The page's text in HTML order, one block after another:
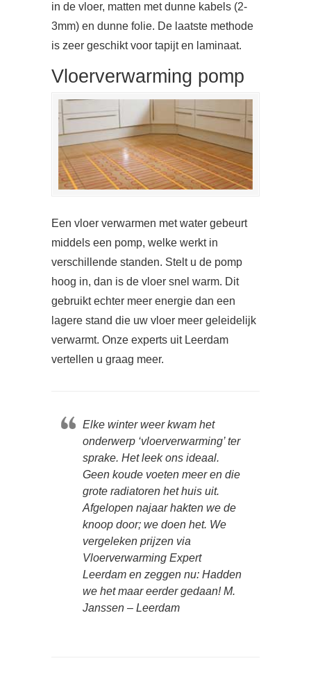
in de vloer, matten met dunne kabels (2-
3mm) en dunne folie. De laatste methode
is zeer geschikt voor tapijt en laminaat.
Vloerverwarming pomp
Een vloer verwarmen met water gebeurt
middels een pomp, welke werkt in
verschillende standen. Stelt u de pomp
hoog in, dan is de vloer snel warm. Dit
gebruikt echter meer energie dan een
lagere stand die uw vloer meer geleidelijk
verwarmt. Onze experts uit Leerdam
vertellen u graag meer.
Elke winter weer kwam het
onderwerp ‘vloerverwarming’ ter
sprake. Het leek ons ideaal.
Geen koude voeten meer en die
grote radiatoren het huis uit.
Afgelopen najaar hakten we de
knoop door; we doen het. We
vergeleken prijzen via
Vloerverwarming Expert
Leerdam en zeggen nu: Hadden
we het maar eerder gedaan! M.
Janssen – Leerdam